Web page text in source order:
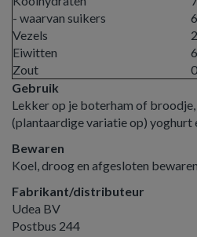
- waarvan suikers
Vezels
Eiwitten
Zout
Gebruik
Lekker op je boterham of
(plantaardige variatie op) yoghurt
Bewaren
Koel, droog en afgesloten
Fabrikant/distributeur
Udea BV
Postbus 244